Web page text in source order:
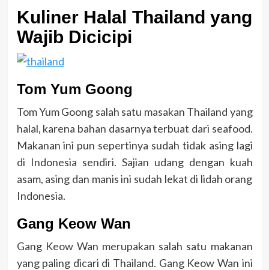
Kuliner Halal Thailand yang
Wajib Dicicipi
Tom Yum Goong
Tom Yum Goong salah satu masakan Thailand yang
halal, karena bahan dasarnya terbuat dari seafood.
Makanan ini pun sepertinya sudah tidak asing lagi
di Indonesia sendiri. Sajian udang dengan kuah
asam, asing dan manis ini sudah lekat di lidah orang
Indonesia.
Gang Keow Wan
Gang Keow Wan merupakan salah satu makanan
yang paling dicari di Thailand. Gang Keow Wan ini